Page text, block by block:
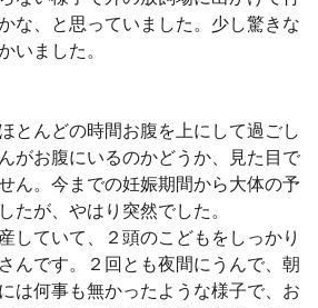
な、と思っていました。少し驚きな
いました。
とんどの時間お腹を上にして過ごし
がお腹にいるのかどうか、見た目で
ん。今までの妊娠期間から大体の予
たが、やはり突然でした。
していて、２頭のこどもをしっかり
んです。２回とも夜間にうんで、朝
は何事も無かったような様子で、お